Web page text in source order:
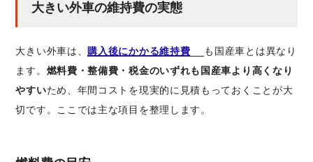
大きい外車の維持費の実態
大きい外車は、 購入後にかかる維持費
も国産車とは異なり
ます。 燃料費・整備費・税金のいずれも国産車より高くなり
やすいため、年間コストを現実的に見積もっておくことが大
切です。ここでは主な項目を整理します。